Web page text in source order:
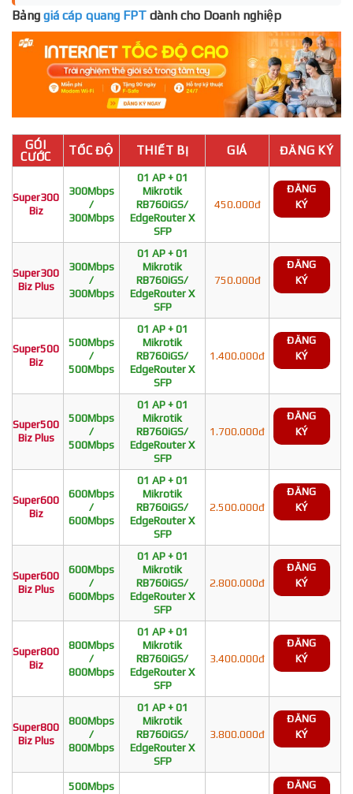
Bảng giá cáp quang FPT dành cho Doanh nghiệp
GÓI
CƯỚC
TỐC ĐỘ THIẾT BỊ GIÁ ĐĂNG KÝ
Super300
Biz
300Mbps
/
300Mbps
01 AP + 01
Mikrotik
RB760iGS/
EdgeRouter X
SFP
450.000đ
ĐĂNG
KÝ
Super300
Biz Plus
300Mbps
/
300Mbps
01 AP + 01
Mikrotik
RB760iGS/
EdgeRouter X
SFP
750.000đ
ĐĂNG
KÝ
Super500
Biz
500Mbps
/
500Mbps
01 AP + 01
Mikrotik
RB760iGS/
EdgeRouter X
SFP
1.400.000đ
ĐĂNG
KÝ
Super500
Biz Plus
500Mbps
/
500Mbps
01 AP + 01
Mikrotik
RB760iGS/
EdgeRouter X
SFP
1.700.000đ
ĐĂNG
KÝ
Super600
Biz
600Mbps
/
600Mbps
01 AP + 01
Mikrotik
RB760iGS/
EdgeRouter X
SFP
2.500.000đ
ĐĂNG
KÝ
Super600
Biz Plus
600Mbps
/
600Mbps
01 AP + 01
Mikrotik
RB760iGS/
EdgeRouter X
SFP
2.800.000đ
ĐĂNG
KÝ
Super800
Biz
800Mbps
/
800Mbps
01 AP + 01
Mikrotik
RB760iGS/
EdgeRouter X
SFP
3.400.000đ
ĐĂNG
KÝ
Super800
Biz Plus
800Mbps
/
800Mbps
01 AP + 01
Mikrotik
RB760iGS/
EdgeRouter X
SFP
3.800.000đ
ĐĂNG
KÝ
500Mbps
ĐĂNG